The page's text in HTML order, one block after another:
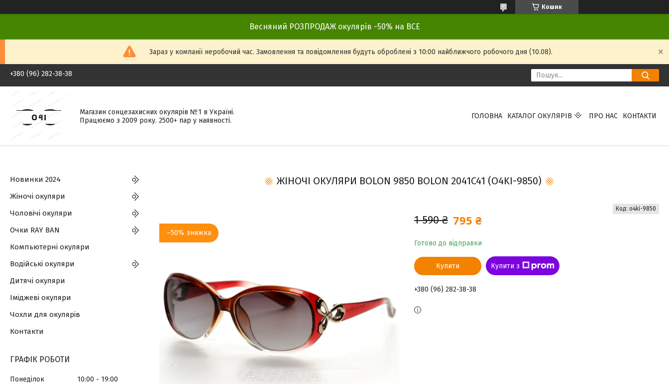
Кошик
Весняний РОЗПРОДАЖ окулярів -50% на ВСЕ
Зараз у компанії неробочий час. Замовлення та повідомлення будуть оброблені з 10:00 найближчого робочого дня (10.08).
+380 (96) 282-38-38
Магазин сонцезахисних окулярів №1 в Україні.
Працюємо з 2009 року. 2500+ пар у наявності.
ГОЛОВНА КАТАЛОГ ОКУЛЯРІВ ПРО НАС КОНТАКТИ
ЖІНОЧІ ОКУЛЯРИ BOLON 9850 BOLON 2041C41 (O4KI-9850)
–50%
1 590 ₴ 795 ₴
Готово до відправки
Код: o4ki-9850
Купити Купити з
+380 (96) 282-38-38
Новинки 2024
Жіночі окуляри
Чоловічі окуляри
Очки RAY BAN
Компьютерні окуляри
Водійські окуляри
Дитячі окуляри
Іміджеві окуляри
Чохли для окулярів
Контакти
ГРАФІК РОБОТИ
Понеділок 10:00
19:00